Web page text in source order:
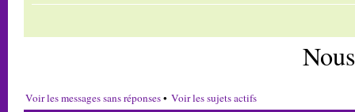
Voir les messages sans réponses• Voir les sujets actifs